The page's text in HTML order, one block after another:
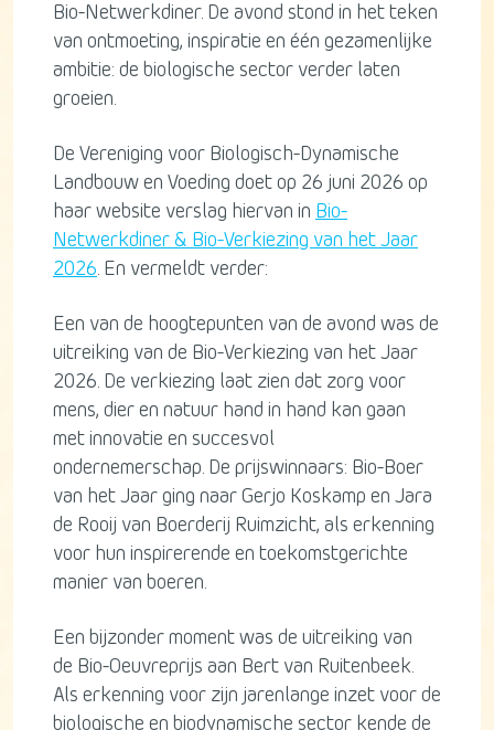
Bio-Netwerkdiner. De avond stond in het teken
van ontmoeting, inspiratie en één gezamenlijke
ambitie: de biologische sector verder laten
groeien.
De Vereniging voor Biologisch-Dynamische
Landbouw en Voeding doet op 26 juni 2026 op
haar website verslag hiervan in Bio-
Netwerkdiner & Bio-Verkiezing van het Jaar
2026. En vermeldt verder:
Een van de hoogtepunten van de avond was de
uitreiking van de Bio-Verkiezing van het Jaar
2026. De verkiezing laat zien dat zorg voor
mens, dier en natuur hand in hand kan gaan
met innovatie en succesvol
ondernemerschap. De prijswinnaars: Bio-Boer
van het Jaar ging naar Gerjo Koskamp en Jara
de Rooij van Boerderij Ruimzicht, als erkenning
voor hun inspirerende en toekomstgerichte
manier van boeren.
Een bijzonder moment was de uitreiking van
de Bio-Oeuvreprijs aan Bert van Ruitenbeek.
Als erkenning voor zijn jarenlange inzet voor de
biologische en biodynamische sector kende de